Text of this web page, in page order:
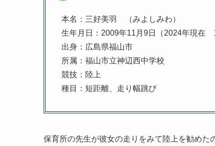
本名：三好美羽 （みよしみわ）
生年月日：2009年11月9日（2024年現在
出身：広島県福山市
所属：福山市立神辺西中学校
競技：陸上
種目：短距離、走り幅跳び
保育所の先生が彼女の走りをみて陸上を勧めた